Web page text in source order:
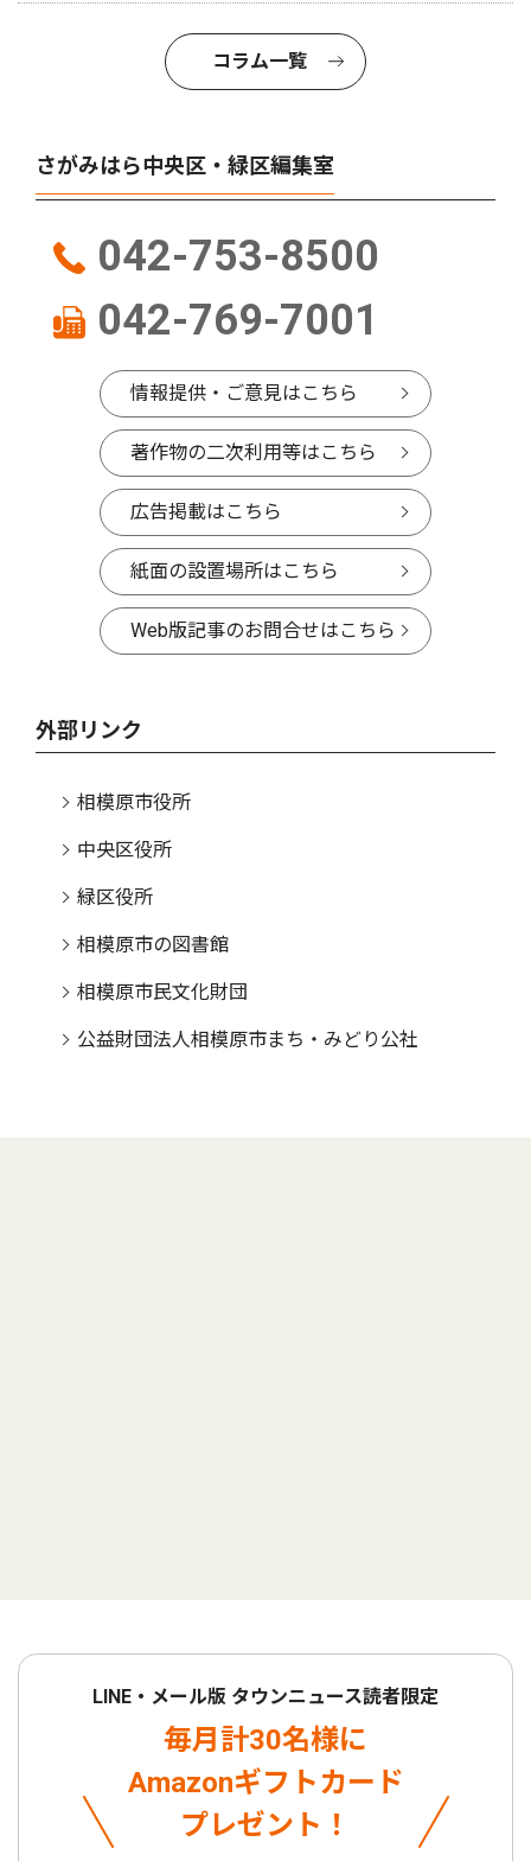
コラム一覧
さがみはら中央区・緑区編集室
042-753-8500
042-769-7001
情報提供・ご意見はこちら
著作物の二次利用等はこちら
広告掲載はこちら
紙面の設置場所はこちら
Web版記事のお問合せはこちら
外部リンク
相模原市役所
中央区役所
緑区役所
相模原市の図書館
相模原市民文化財団
公益財団法人相模原市まち・みどり公社
LINE・メール版 タウンニュース読者限定
毎月計30名様に
Amazonギフトカード
プレゼント！